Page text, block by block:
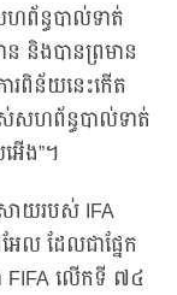
ព័ន្ធបាល់ទាត់
និងបានព្រមាន
រពិន័យនេះកើត
ស់សហព័ន្ធបាល់ទាត់
ើង”។
រាយរបស់ IFA
ល ដែលជាផ្នែក
FIFA លើកទី ៧៤